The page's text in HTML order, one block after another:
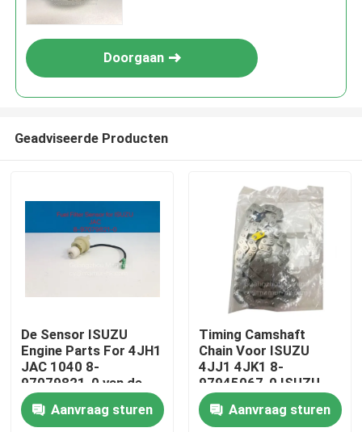
Huis
Doorgaan
Geadviseerde Producten
De Sensor ISUZU
Engine Parts For 4JH1
JAC 1040 8-
97079821-0 van de
brandstoffilter
Aanvraag sturen
Timing Camshaft
Chain Voor ISUZU
4JJ1 4JK1 8-
97945067-0 ISUZU
Motoronderdelen
Aanvraag sturen